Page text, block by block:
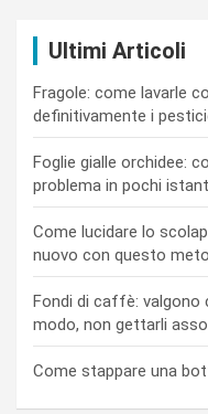
Ultimi Articoli
Fragole: come lavarle
definitivamente i
Foglie gialle orchidee:
problema in pochi
Come lucidare lo
nuovo con questo
Fondi di caffè: valgono
modo, non gettarli
Come stappare una